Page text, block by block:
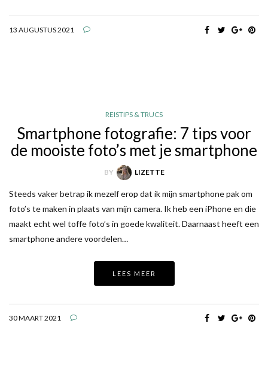
13 AUGUSTUS 2021
REISTIPS & TRUCS
Smartphone fotografie: 7 tips voor
de mooiste foto’s met je smartphone
BY LIZETTE
Steeds vaker betrap ik mezelf erop dat ik mijn smartphone pak om
foto’s te maken in plaats van mijn camera. Ik heb een iPhone en die
maakt echt wel toffe foto’s in goede kwaliteit. Daarnaast heeft een
smartphone andere voordelen…
LEES MEER
30 MAART 2021